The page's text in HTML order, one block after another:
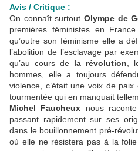
Avis / Critique :
On connaît surtout Olympe de
premières féministes en
qu’outre son féminisme elle a
l’abolition de l’esclavage par
qu’au cours de la révolution ,
hommes, elle a toujours
violence, c’était une voix de
tourmentée qui en manquait
Michel Faucheux nous
passant rapidement sur ses
dans le bouillonnement pré-
où elle ne résistera pas à la